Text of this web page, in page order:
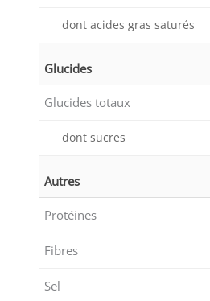
dont acides gras saturés
Glucides
Glucides totaux
dont sucres
Autres
Protéines
Fibres
Sel